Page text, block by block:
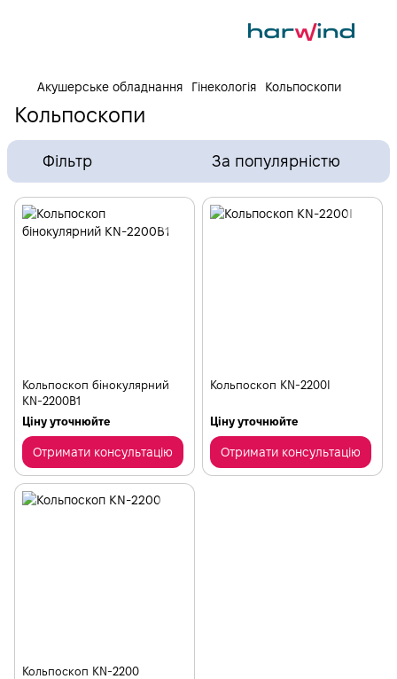
Акушерське обладнання Гінекологія Кольпоскопи
Кольпоскопи
Фільтр За популярністю
Кольпоскоп бінокулярний
KN-2200B1
Ціну уточнюйте
Отримати консультацію
Кольпоскоп KN-2200І
Ціну уточнюйте
Отримати консультацію
Кольпоскоп KN-2200